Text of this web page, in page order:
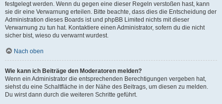
festgelegt werden. Wenn du gegen eine dieser Regeln verstoßen hast, kann
sie dir eine Verwarnung erteilen. Bitte beachte, dass dies die Entscheidung der
Administration dieses Boards ist und phpBB Limited nichts mit dieser
Verwarnung zu tun hat. Kontaktiere einen Administrator, sofern du die nicht
sicher bist, wieso du verwarnt wurdest.
Nach oben
Wie kann ich Beiträge den Moderatoren melden?
Wenn ein Administrator die entsprechenden Berechtigungen vergeben hat,
siehst du eine Schaltfläche in der Nähe des Beitrags, um diesen zu melden.
Du wirst dann durch die weiteren Schritte geführt.